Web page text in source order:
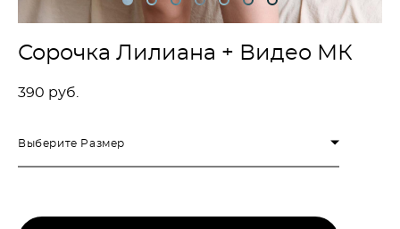
Сорочка Лилиана + Видео МК
390 pуб.
Выберите Размер